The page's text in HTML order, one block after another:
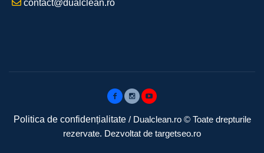
contact@dualclean.ro
Politica de confidențialitate/ Dualclean.ro © Toate drepturile
rezervate. Dezvoltat de targetseo.ro